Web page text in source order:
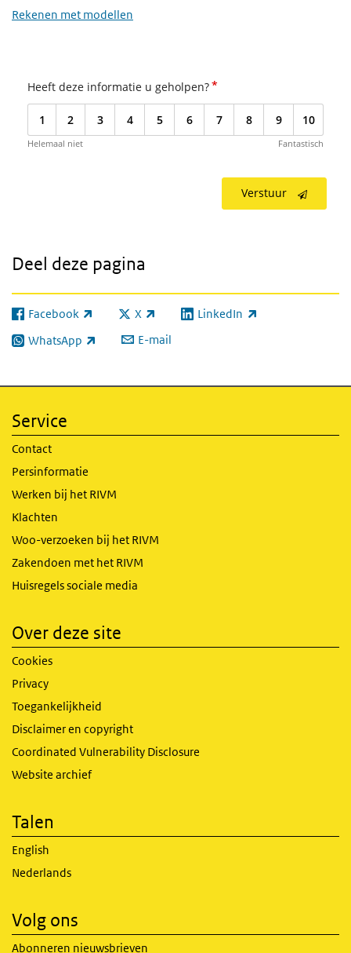
Rekenen met modellen
Heeft deze informatie u geholpen?*
1 2 3 4 5 6 7 8 9 10
Helemaal niet Fantastisch
Verstuur
Deel deze pagina
Facebook
(externe link) X
(externe link) LinkedIn
(externe link)
WhatsApp
(externe link) E-mail
Service
Contact
Persinformatie
Werken bij het RIVM
Klachten
Woo-verzoeken bij het RIVM
Zakendoen met het RIVM
Huisregels sociale media
Over deze site
Cookies
Privacy
Toegankelijkheid
Disclaimer en copyright
Coordinated Vulnerability Disclosure
Website archief
Talen
English
Nederlands
Volg ons
Abonneren nieuwsbrieven